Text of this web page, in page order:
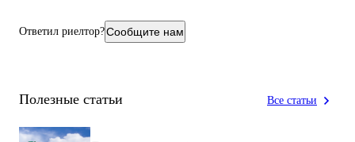
Ответил риелтор?Сообщите нам
Полезные статьи Все статьи